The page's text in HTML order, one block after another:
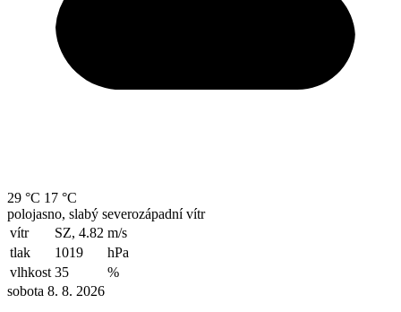
29 °C 17 °C
polojasno, slabý severozápadní vítr
vítr
SZ, 4.82 m/s
tlak
1019
hPa
vlhkost 35
%
sobota 8. 8. 2026